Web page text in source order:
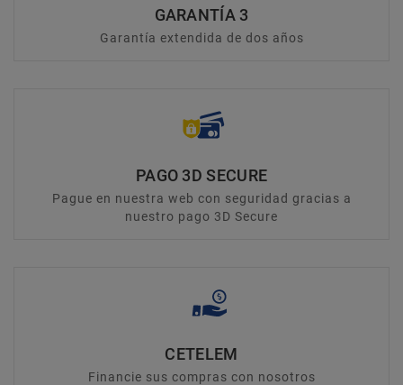
GARANTÍA 3
Garantía extendida de dos años
PAGO 3D SECURE
Pague en nuestra web con seguridad gracias a
nuestro pago 3D Secure
CETELEM
Financie sus compras con nosotros